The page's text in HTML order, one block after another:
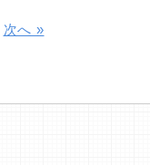
次へ »